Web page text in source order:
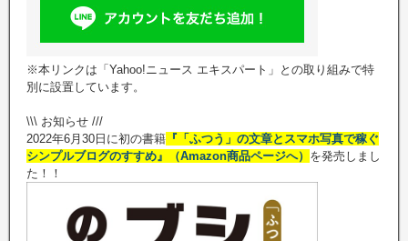
※本リンクは「Yahoo!ニュース エキスパート」との取り組みで特
別に設置しています。
\\\ お知らせ ///
2022年6月30日に初の書籍 『「ふつう」の文章とスマホ写真で稼ぐ
シンプルブログのすすめ』（Amazon商品ページへ） を発売しまし
た！！